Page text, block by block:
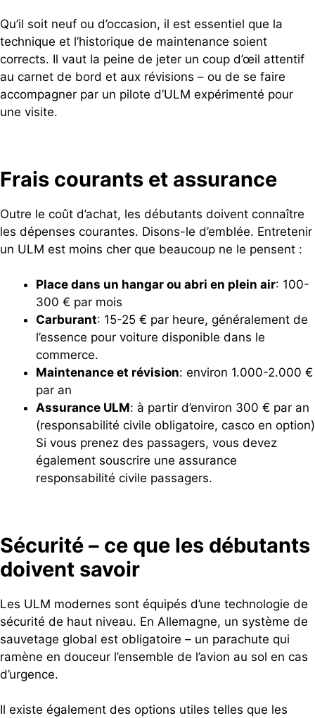
Qu’il soit neuf ou d’occasion, il est essentiel que la
technique et l’historique de maintenance soient
corrects. Il vaut la peine de jeter un coup d’œil attentif
au carnet de bord et aux révisions – ou de se faire
accompagner par un pilote d’ULM expérimenté pour
une visite.
Frais courants et assurance
Outre le coût d’achat, les débutants doivent connaître
les dépenses courantes. Disons-le d’emblée. Entretenir
un ULM est moins cher que beaucoup ne le pensent :
Place dans un hangar ou abri en plein air: 100-
300 € par mois
Carburant: 15-25 € par heure, généralement de
l’essence pour voiture disponible dans le
commerce.
Maintenance et révision: environ 1.000-2.000 €
par an
Assurance ULM: à partir d’environ 300 € par an
(responsabilité civile obligatoire, casco en option)
Si vous prenez des passagers, vous devez
également souscrire une assurance
responsabilité civile passagers.
Sécurité – ce que les débutants
doivent savoir
Les ULM modernes sont équipés d’une technologie de
sécurité de haut niveau. En Allemagne, un système de
sauvetage global est obligatoire – un parachute qui
ramène en douceur l’ensemble de l’avion au sol en cas
d’urgence.
Il existe également des options utiles telles que les